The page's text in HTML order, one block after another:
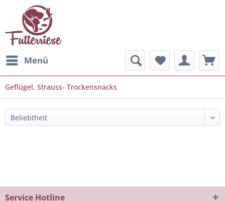
Menü
Geflügel, Strauss- Trockensnacks
Service Hotline